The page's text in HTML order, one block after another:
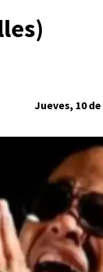
Jueves, 10 de